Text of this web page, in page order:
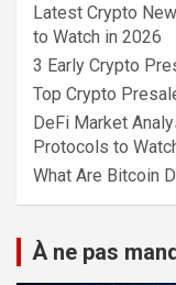
Latest Crypto
to Watch in 2026
3 Early Crypto
Top Crypto
DeFi Market
Protocols to
What Are Bitcoin
À ne pas